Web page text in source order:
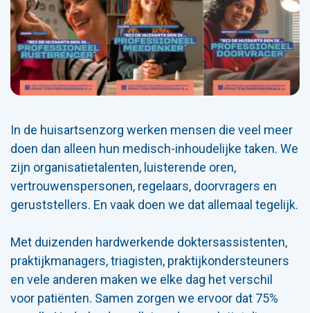
In de huisartsenzorg werken mensen die veel meer
doen dan alleen hun medisch-inhoudelijke taken. We
zijn organisatietalenten, luisterende oren,
vertrouwenspersonen, regelaars, doorvragers en
geruststellers. En vaak doen we dat allemaal tegelijk.
Met duizenden hardwerkende doktersassistenten,
praktijkmanagers, triagisten, praktijkondersteuners
en vele anderen maken we elke dag het verschil
voor patiënten. Samen zorgen we ervoor dat 75%